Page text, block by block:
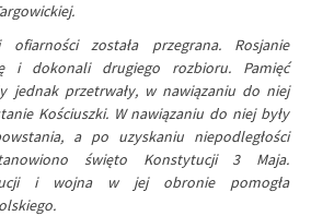
została przegrana. Rosjanie
i dokonali drugiego rozbioru. Pamięć
jednak przetrwały, w nawiązaniu do niej
Kościuszki. W nawiązaniu do niej były
a po uzyskaniu niepodległości
święto Konstytucji 3 Maja.
i wojna w jej obronie pomogła